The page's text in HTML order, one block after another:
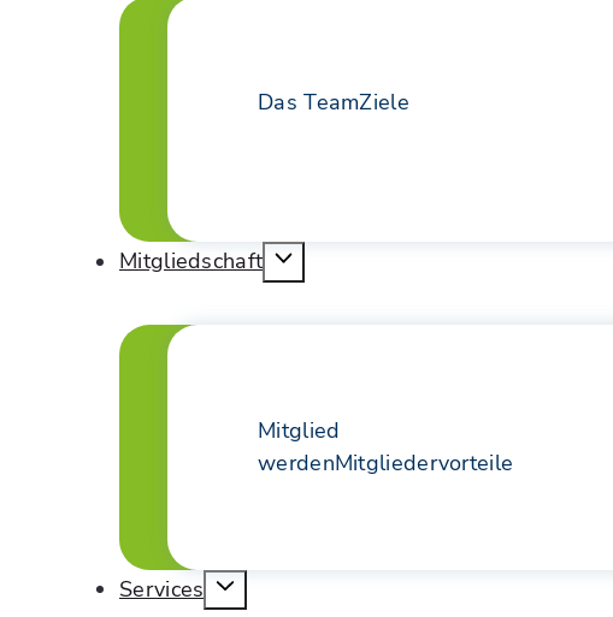
Das TeamZiele
Mitgliedschaft
Mitglied
werdenMitgliedervorteile
Services